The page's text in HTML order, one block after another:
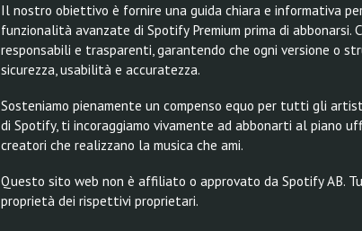
Il nostro obiettivo è fornire una guida chiara e informativa
funzionalità avanzate di Spotify Premium prima di abbonarsi.
responsabili e trasparenti, garantendo che ogni versione o
sicurezza, usabilità e accuratezza.
Sosteniamo pienamente un compenso equo per tutti gli
di Spotify, ti incoraggiamo vivamente ad abbonarti al piano
creatori che realizzano la musica che ami.
Questo sito web non è affiliato o approvato da Spotify AB.
proprietà dei rispettivi proprietari.